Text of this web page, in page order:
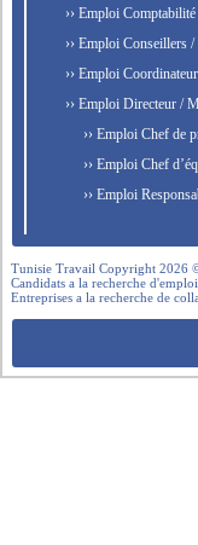
›› Emploi
›› Emploi Conseillers
›› Emploi Coordinateur
›› Emploi Directeur /
›› Emploi Chef de
›› Emploi Chef
›› Emploi
Tunisie Travail Copyright 2026
Candidats a la recherche
Entreprises a la recherche de